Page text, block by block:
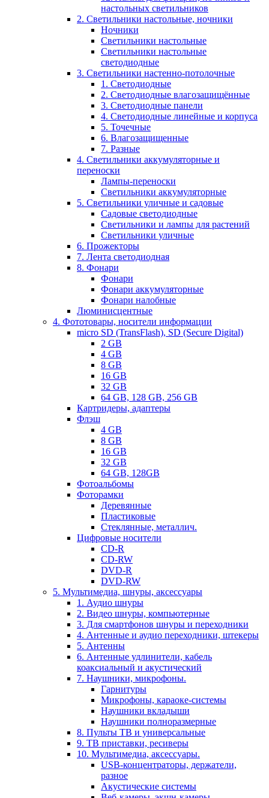
настольных светильников
2. Светильники настольные, ночники
Ночники
Светильники настольные
Светильники настольные
светодиодные
3. Светильники настенно-потолочные
1. Светодиодные
2. Светодиодные влагозащищённые
3. Светодиодные панели
4. Светодиодные линейные и корпуса
5. Точечные
6. Влагозащищенные
7. Разные
4. Светильники аккумуляторные и
переноски
Лампы-переноски
Светильники аккумуляторные
5. Светильники уличные и садовые
Садовые светодиодные
Светильники и лампы для растений
Светильники уличные
6. Прожекторы
7. Лента светодиодная
8. Фонари
Фонари
Фонари аккумуляторные
Фонари налобные
Люминисцентные
4. Фототовары, носители информации
micro SD (TransFlash), SD (Secure Digital)
2 GB
4 GB
8 GB
16 GB
32 GB
64 GB, 128 GB, 256 GB
Картридеры, адаптеры
Флэш
4 GB
8 GB
16 GB
32 GB
64 GB, 128GB
Фотоальбомы
Фоторамки
Деревянные
Пластиковые
Стеклянные, металлич.
Цифровые носители
CD-R
CD-RW
DVD-R
DVD-RW
5. Мультимедиа, шнуры, аксессуары
1. Аудио шнуры
2. Видео шнуры, компьютерные
3. Для смартфонов шнуры и переходники
4. Антенные и аудио переходники, штекеры
5. Антенны
6. Антенные удлинители, кабель
коаксиальный и акустический
7. Наушники, микрофоны.
Гарнитуры
Микрофоны, караоке-системы
Наушники вкладыши
Наушники полноразмерные
8. Пульты ТВ и универсальные
9. ТВ приставки, ресиверы
10. Мультимедиа, аксессуары.
USB-концентраторы, держатели,
разное
Акустические системы